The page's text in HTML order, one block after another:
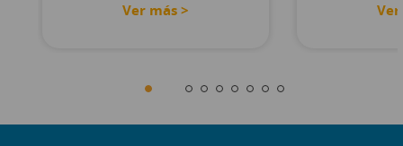
Ver más > Ver